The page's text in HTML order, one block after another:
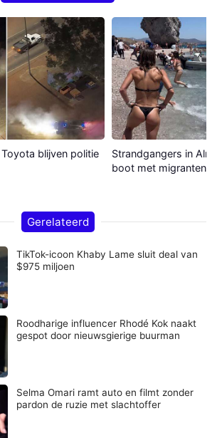
blijven politie
Strandgangers in
boot met migranten
Gerelateerd
TikTok-icoon Khaby Lame sluit deal van
$975 miljoen
Roodharige influencer Rhodé Kok naakt
gespot door nieuwsgierige buurman
Selma Omari ramt auto en filmt zonder
pardon de ruzie met slachtoffer